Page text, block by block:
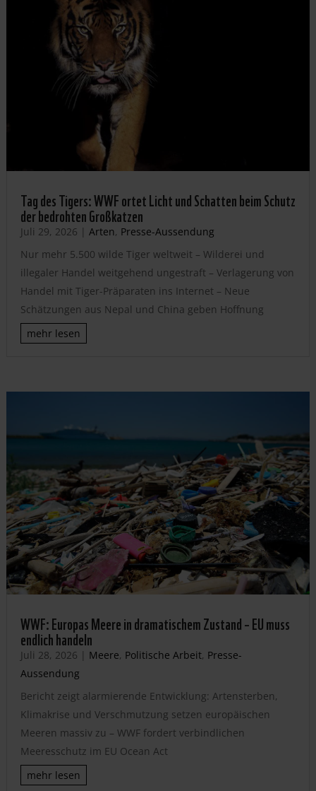
Tag des Tigers: WWF ortet Licht und Schatten beim Schutz
der bedrohten Großkatzen
Juli 29, 2026 | Arten, Presse-Aussendung
Nur mehr 5.500 wilde Tiger weltweit – Wilderei und
illegaler Handel weitgehend ungestraft – Verlagerung von
Handel mit Tiger-Präparaten ins Internet – Neue
Schätzungen aus Nepal und China geben Hoffnung
mehr lesen
WWF: Europas Meere in dramatischem Zustand – EU muss
endlich handeln
Juli 28, 2026 | Meere, Politische Arbeit, Presse-
Aussendung
Bericht zeigt alarmierende Entwicklung: Artensterben,
Klimakrise und Verschmutzung setzen europäischen
Meeren massiv zu – WWF fordert verbindlichen
Meeresschutz im EU Ocean Act
mehr lesen